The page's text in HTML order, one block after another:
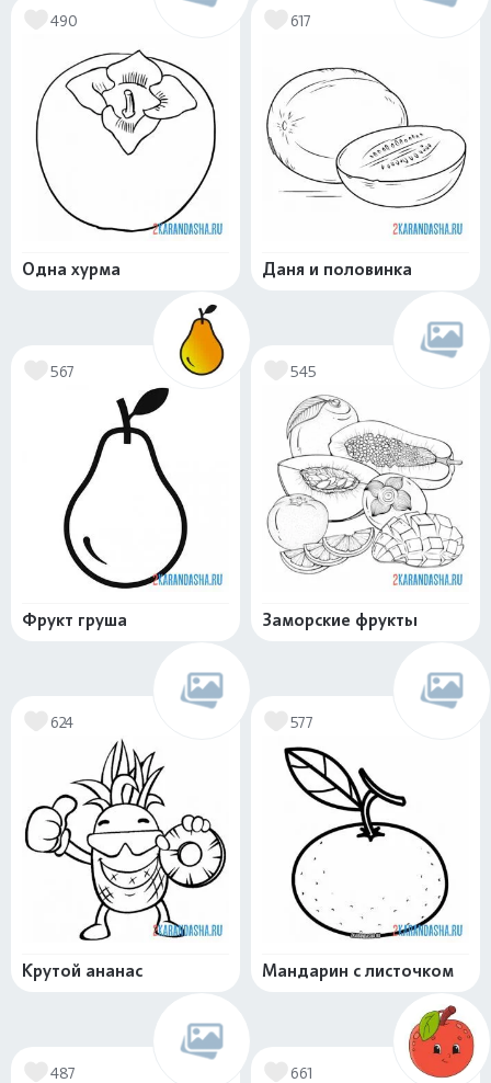
490
Одна хурма
617
Даня и половинка
567
Фрукт груша
545
Заморские фрукты
624
Крутой ананас
577
Мандарин с листочком
487 661